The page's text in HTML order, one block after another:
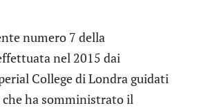
numero 7 della
nel 2015 dai
College di Londra guidati
ha somministrato il